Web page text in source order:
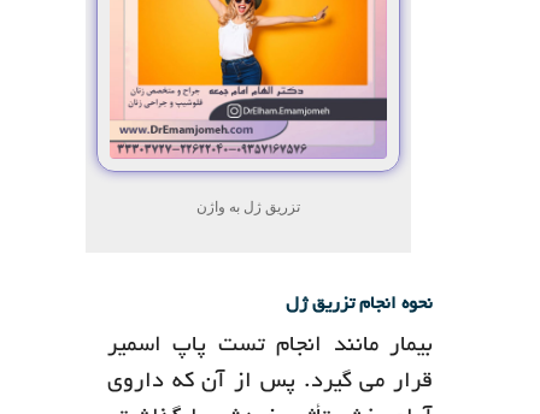
تزریق ژل به واژن
نحوه انجام تزریق ژل
بیمار مانند انجام تست پاپ اسمیر
قرار می گیرد. پس از آن که داروی